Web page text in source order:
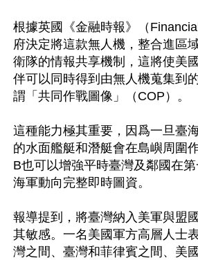
根據英國《金融時報》（
府決定將這款無人機，整合進區
衛隊的情報共享機制，這將使美
伴可以同時得到由無人機蒐集到
謂「共同作戰圖像」（COP）。
這種能力極其重要，因爲一旦臺
的水面艦艇和潛艇會在島嶼周圍
B也可以增強平時臺灣及鄰國在
海軍動向完整即時圖資。
報導提到，將臺灣納入美軍與盟
其敏感。一名美國軍方高層人士
灣之間、臺灣和菲律賓之間、美